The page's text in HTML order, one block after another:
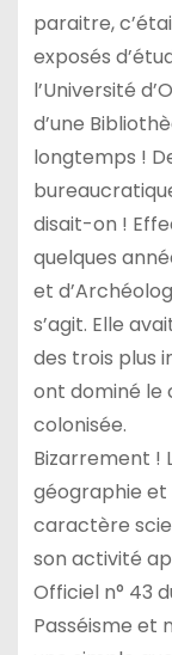
paraitre,
exposés
l’Université
d’une
longtemps !
disait-on !
quelques
et
s’agit. Elle
des trois plus
ont dominé le
colonisée.
Bizarrement !
géographie et
caractère
son activité
Officiel n° 43
Passéisme et